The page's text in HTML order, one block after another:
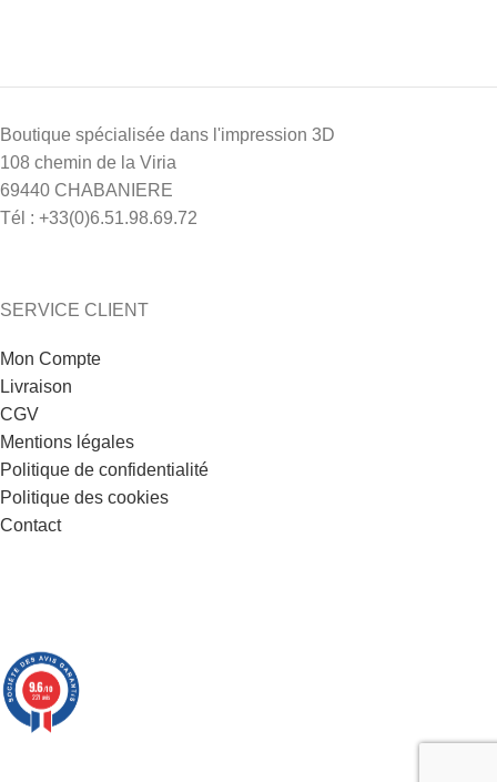
Boutique spécialisée dans l'impression 3D
108 chemin de la Viria
69440 CHABANIERE
Tél : +33(0)6.51.98.69.72
SERVICE CLIENT
Mon Compte
Livraison
CGV
Mentions légales
Politique de confidentialité
Politique des cookies
Contact
9.6/10
221 avis